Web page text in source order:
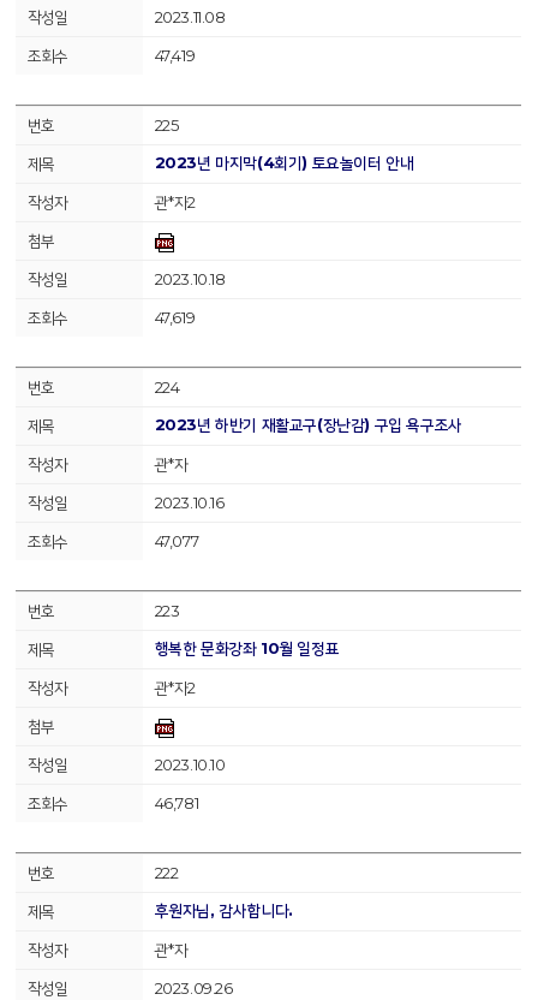
2023.11.08
47,419
225
2023년 마지막(4회기) 토요놀이터 안내
관*자2
2023.10.18
47,619
224
2023년 하반기 재활교구(장난감) 구입 욕구조사
관*자
2023.10.16
47,077
223
행복한 문화강좌 10월 일정표
관*자2
2023.10.10
46,781
222
후원자님, 감사합니다.
관*자
2023.09.26